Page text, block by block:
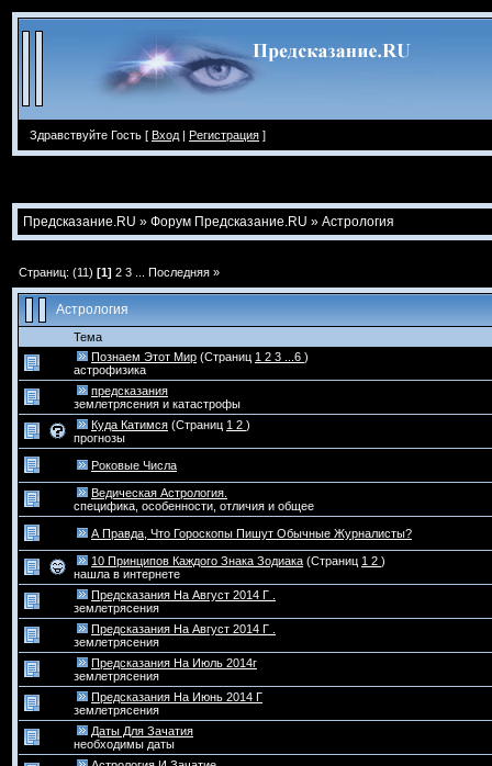
Здравствуйте Гость [ Вход | Регистрация ]
Предсказание.RU » Форум Предсказание.RU » Астрология
Страниц: (11) [1] 2 3 Последняя »
Астрология
Тема
Познаем Этот Мир (Страниц 1 2 3 ...6 )
астрофизика
предсказания
землетрясения и катастрофы
Куда Катимся (Страниц 1 2 )
прогнозы
Роковые Числа
Ведическая Астрология.
специфика, особенности, отличия и общее
А Правда, Что Гороскопы Пишут Обычные Журналисты?
10 Принципов Каждого Знака Зодиака (Страниц 1 2 )
нашла в интернете
Предсказания На Август 2014 Г .
землетрясения
Предсказания На Август 2014 Г .
землетрясения
Предсказания На Июль 2014г
землетрясения
Предсказания На Июнь 2014 Г
землетрясения
Даты Для Зачатия
необходимы даты